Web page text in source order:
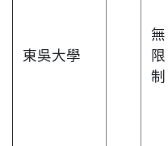
東吳大學
無
限
制